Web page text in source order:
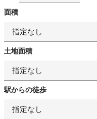
面積
指定なし
土地面積
指定なし
駅からの徒歩
指定なし